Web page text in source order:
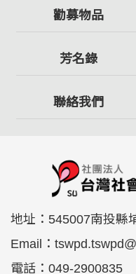
勸募物品
芳名錄
聯絡我們
地址： 545007南投縣
Email：
電話： 049-2900835